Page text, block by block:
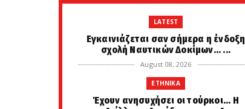
LATEST
Eγκαινιάζεται σαν σήμερα η ένδοξη
σχολή Ναυτικών Δοκίμων... ...
August 08, 2026
ETHNIKA
Έχουν ανησυχήσει οι τούρκοι... Η